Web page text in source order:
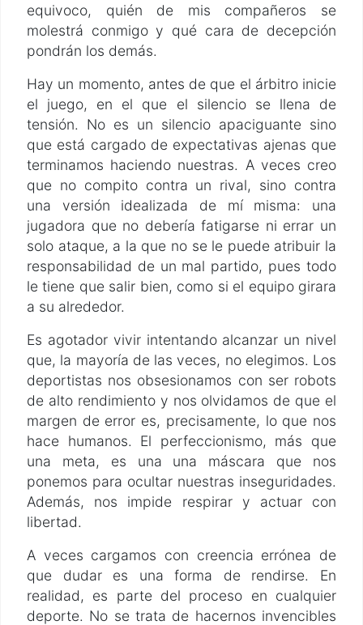
equivoco, quién de mis compañeros se
molestrá conmigo y qué cara de decepción
pondrán los demás.
Hay un momento, antes de que el árbitro inicie
el juego, en el que el silencio se llena de
tensión. No es un silencio apaciguante sino
que está cargado de expectativas ajenas que
terminamos haciendo nuestras. A veces creo
que no compito contra un rival, sino contra
una versión idealizada de mí misma: una
jugadora que no debería fatigarse ni errar un
solo ataque, a la que no se le puede atribuir la
responsabilidad de un mal partido, pues todo
le tiene que salir bien, como si el equipo girara
a su alrededor.
Es agotador vivir intentando alcanzar un nivel
que, la mayoría de las veces, no elegimos. Los
deportistas nos obsesionamos con ser robots
de alto rendimiento y nos olvidamos de que el
margen de error es, precisamente, lo que nos
hace humanos. El perfeccionismo, más que
una meta, es una una máscara que nos
ponemos para ocultar nuestras inseguridades.
Además, nos impide respirar y actuar con
libertad.
A veces cargamos con creencia errónea de
que dudar es una forma de rendirse. En
realidad, es parte del proceso en cualquier
deporte. No se trata de hacernos invencibles